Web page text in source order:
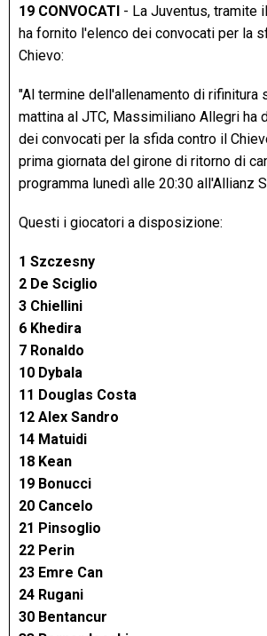
19 CONVOCATI - La Juventus, tramite
ha fornito l'elenco dei convocati per la
Chievo:
"Al termine dell'allenamento di rifinitura
mattina al JTC, Massimiliano Allegri ha
dei convocati per la sfida contro il
prima giornata del girone di ritorno di
programma lunedì alle 20:30 all'Allianz
Questi i giocatori a disposizione:
1 Szczesny
2 De Sciglio
3 Chiellini
6 Khedira
7 Ronaldo
10 Dybala
11 Douglas Costa
12 Alex Sandro
14 Matuidi
18 Kean
19 Bonucci
20 Cancelo
21 Pinsoglio
22 Perin
23 Emre Can
24 Rugani
30 Bentancur